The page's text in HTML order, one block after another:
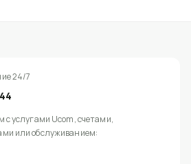
24/7
с услугами Ucom, счетами,
или обслуживанием: